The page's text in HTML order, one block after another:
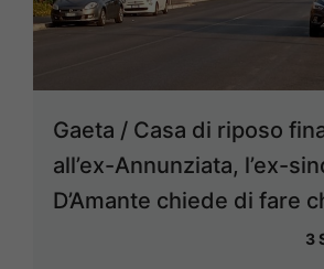
Gaeta / Casa di riposo
all’ex-Annunziata, l’ex-
D’Amante chiede di fare
3